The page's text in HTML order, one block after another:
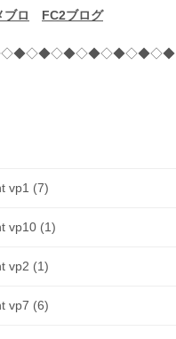
ブロ FC2ブログ
vp1 (7)
vp10 (1)
vp2 (1)
vp7 (6)